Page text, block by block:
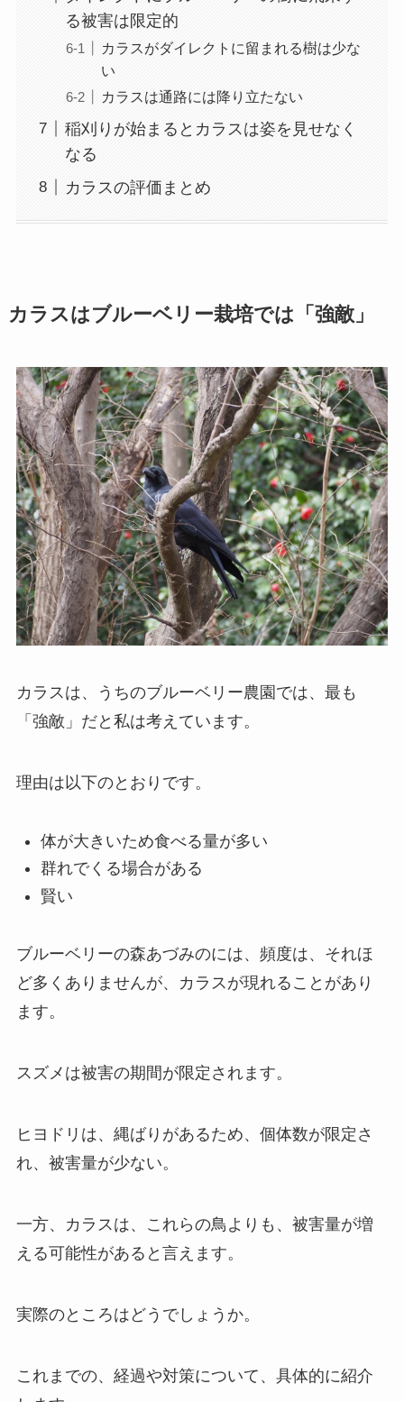
る被害は限定的
カラスがダイレクトに留まれる樹は少な
い
カラスは通路には降り立たない
稲刈りが始まるとカラスは姿を見せなく
なる
カラスの評価まとめ
カラスはブルーベリー栽培では「強敵」
カラスは、うちのブルーベリー農園では、最も
「強敵」だと私は考えています。
理由は以下のとおりです。
体が大きいため食べる量が多い
群れでくる場合がある
賢い
ブルーベリーの森あづみのには、頻度は、それほ
ど多くありませんが、カラスが現れることがあり
ます。
スズメは被害の期間が限定されます。
ヒヨドリは、縄ばりがあるため、個体数が限定さ
れ、被害量が少ない。
一方、カラスは、これらの鳥よりも、被害量が増
える可能性があると言えます。
実際のところはどうでしょうか。
これまでの、経過や対策について、具体的に紹介